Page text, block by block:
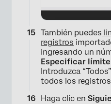
También puedes
registros
ingresando un
Especificar
Introduzca
todos los
Haga clic en